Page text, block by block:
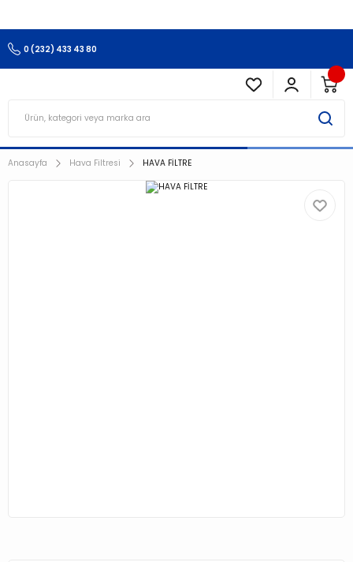
0 (232) 433 43 80
Anasayfa Hava Filtresi HAVA FİLTRE